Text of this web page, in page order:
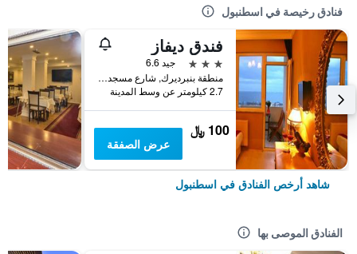
فنادق رخيصة في اسطنبول
فندق ديفاز
3 نجوم
جيد 6.6
منطقة بنبرديرك, شارع مسجد كاتب سنان رقم 31, اسطنبول, تركيا
2.7 كيلومتر عن وسط المدينة
100 ﷼
عرض الصفقة
شاهد أرخص الفنادق في اسطنبول
الفنادق الموصى بها